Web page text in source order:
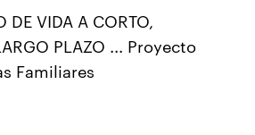
DE VIDA A CORTO,
PLAZO ... Proyecto
Familiares